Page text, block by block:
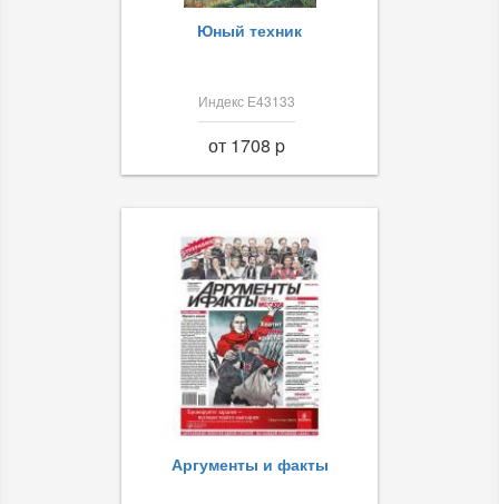
Юный техник
Индекс Е43133
от 1708 p
Аргументы и факты